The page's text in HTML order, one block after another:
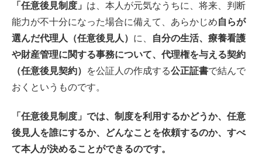
「任意後見制度」 は、本人が元気なうちに、将来、判断
能力が不十分になった場合に備えて、あらかじめ自らが
選んだ代理人（任意後見人） に、
自分の生活、療養看護
や財産管理に関する事務について、代理権を与える契約
（任意後見契約）
を公証人の作成する公正証書で結んで
おくというものです。
「任意後見制度」では、制度を利用するかどうか、任意
後見人を誰にするか、どんなことを依頼するのか、すべ
て本人が決めることができるのです。